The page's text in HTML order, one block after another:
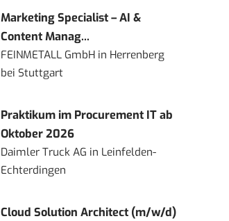
Marketing Specialist – AI &
Content Manag...
FEINMETALL GmbH in Herrenberg
bei Stuttgart
Praktikum im Procurement IT ab
Oktober 2026
Daimler Truck AG in Leinfelden-
Echterdingen
Cloud Solution Architect (m/w/d)